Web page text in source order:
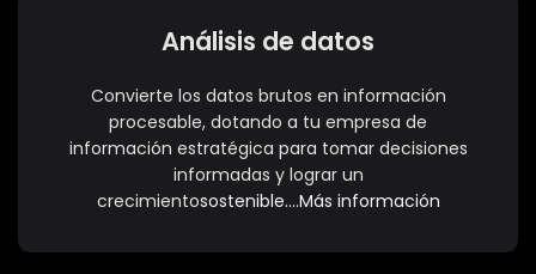
Análisis de datos
Convierte los datos brutos en información
procesable, dotando a tu empresa de
información estratégica para tomar decisiones
informadas y lograr un
crecimientosostenible….Más información